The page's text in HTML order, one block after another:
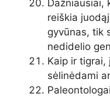
Dažniausiai,
reiškia
gyvūnas, tik
nedidelio
Kaip ir tigrai,
sėlinėdami